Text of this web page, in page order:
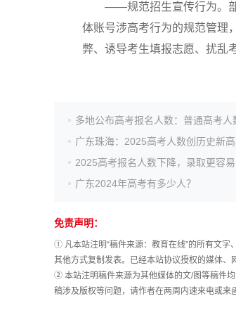
——规范招生宣传行为。部
体账号涉高考行为的规范管理
弊、诱导考生填报志愿、扰乱
广东珠海：2025高考人数创历史新
2025高考报名人数下降，录取更容易
广东2024年高考有多少人？
免责声明：
① 凡本站注明“稿件来源：教育在线”的所有文
其他方式复制发表。已经本站协议授权的媒体、
② 本站注明稿件来源为其他媒体的文/图等稿件
稿涉及版权等问题，请作者在两周内速来电或来